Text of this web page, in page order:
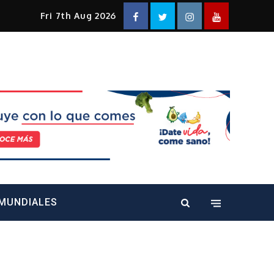
Fri 7th Aug 2026 FacebookTwitterInstagramYouTube